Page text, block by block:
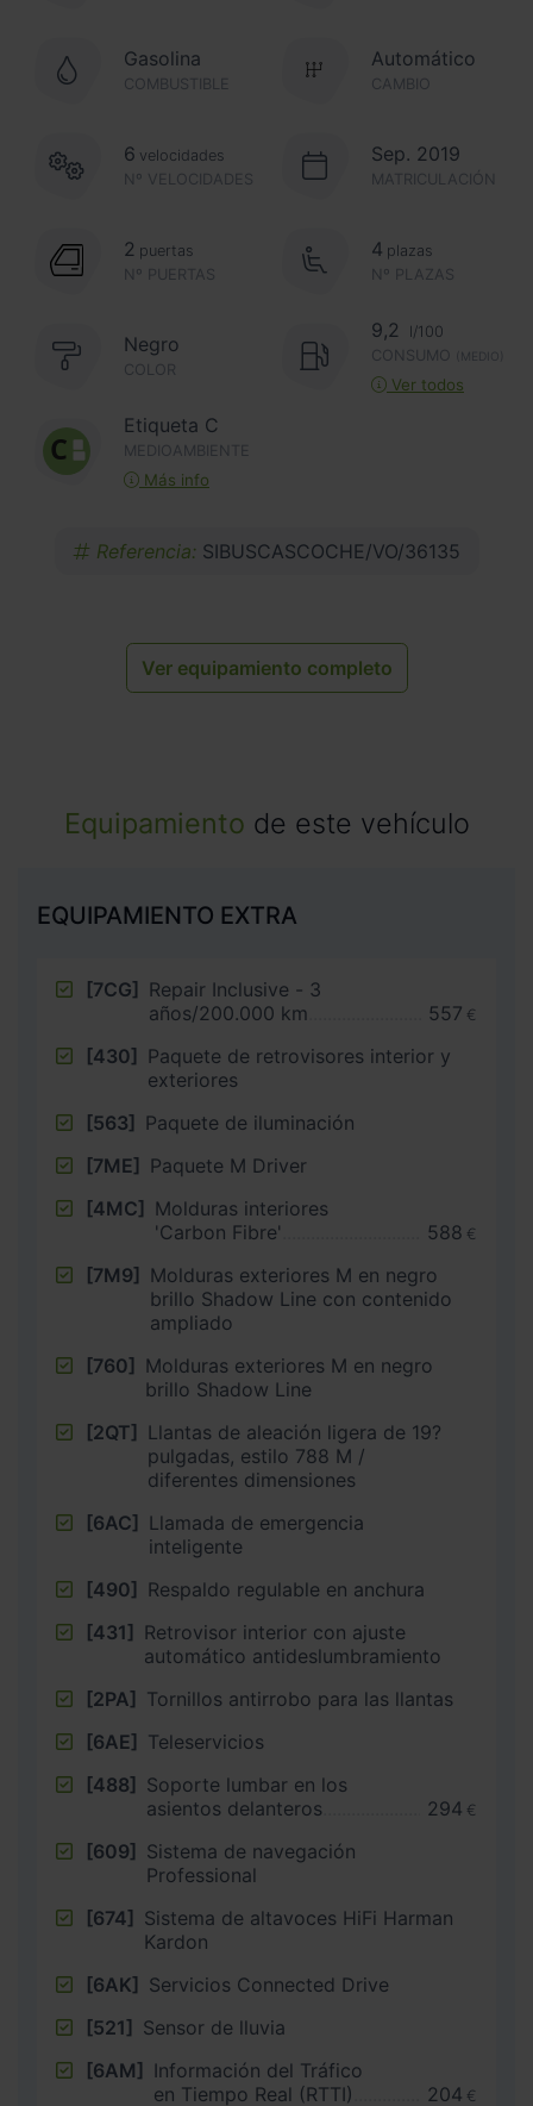
Gasolina
COMBUSTIBLE CAMBIO
Automático
Nº VELOCIDADES
6 velocidades Sep. 2019
MATRICULACIÓN
Nº PUERTAS
2 puertas
Nº PLAZAS
4 plazas
Negro
COLOR
9,2
l/100
CONSUMO
(MEDIO)
Ver todos
Etiqueta C
MEDIOAMBIENTE
Más info
Referencia: SIBUSCASCOCHE/VO/36135
Ver equipamiento completo
Equipamiento de este vehículo
EQUIPAMIENTO EXTRA
[7CG] Repair Inclusive - 3
años/200.000 km
557 €
[430] Paquete de retrovisores interior y
exteriores
[563] Paquete de iluminación
[7ME] Paquete M Driver
[4MC] Molduras interiores
'Carbon Fibre'
588 €
[7M9] Molduras exteriores M en negro
brillo Shadow Line con contenido
ampliado
[760] Molduras exteriores M en negro
brillo Shadow Line
[2QT] Llantas de aleación ligera de 19?
pulgadas, estilo 788 M /
diferentes dimensiones
[6AC] Llamada de emergencia
inteligente
[490] Respaldo regulable en anchura
[431] Retrovisor interior con ajuste
automático antideslumbramiento
[2PA] Tornillos antirrobo para las llantas
[6AE] Teleservicios
[488] Soporte lumbar en los
asientos delanteros
294 €
[609] Sistema de navegación
Professional
[674] Sistema de altavoces HiFi Harman
Kardon
[6AK] Servicios Connected Drive
[521] Sensor de lluvia
[6AM] Información del Tráfico
en Tiempo Real (RTTI)
204 €